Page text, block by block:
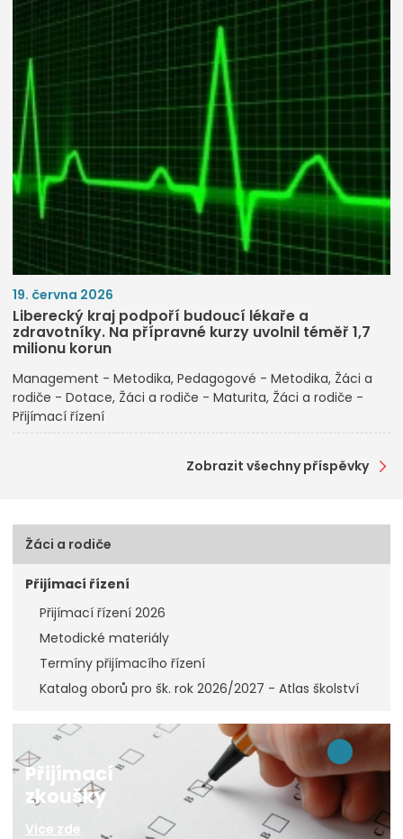
19. června 2026
Liberecký kraj podpoří budoucí lékaře a
zdravotníky. Na přípravné kurzy uvolnil téměř 1,7
milionu korun
Management - Metodika Pedagogové - Metodika Žáci a
rodiče - Dotace Žáci a rodiče - Maturita Žáci a rodiče -
Přijímací řízení
Zobrazit všechny příspěvky
Žáci a rodiče
Přijímací řízení
Přijímací řízení 2026
Metodické materiály
Termíny přijímacího řízení
Katalog oborů pro šk. rok 2026/2027 - Atlas školství
Přijímací
zkoušky
Více zde